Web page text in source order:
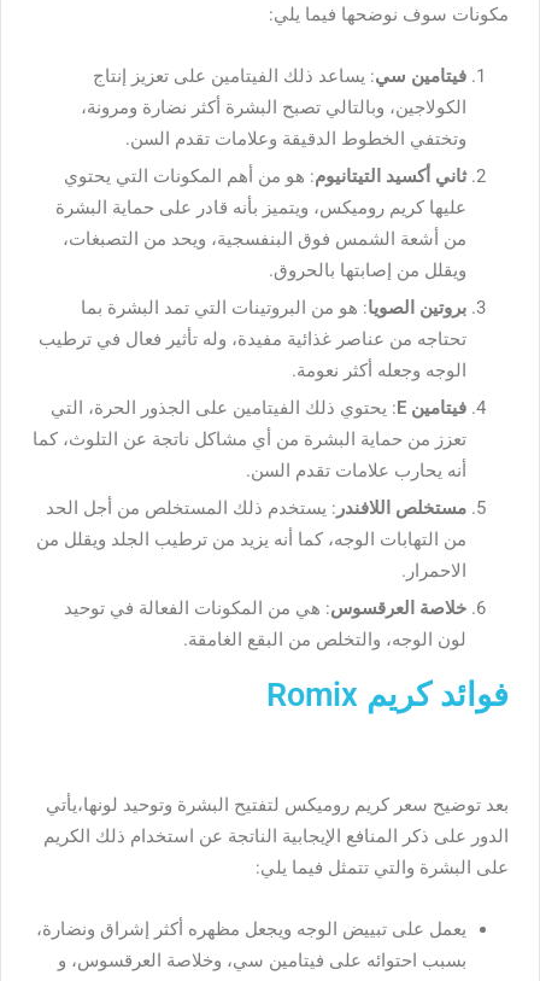
مكونات سوف نوضحها فيما يلي:
فيتامين سي: يساعد ذلك الفيتامين على تعزيز إنتاج
الكولاجين، وبالتالي تصبح البشرة أكثر نضارة ومرونة،
وتختفي الخطوط الدقيقة وعلامات تقدم السن.
ثاني أكسيد التيتانيوم: هو من أهم المكونات التي يحتوي
عليها كريم روميكس، ويتميز بأنه قادر على حماية البشرة
من أشعة الشمس فوق البنفسجية، ويحد من التصبغات،
ويقلل من إصابتها بالحروق.
بروتين الصويا: هو من البروتينات التي تمد البشرة بما
تحتاجه من عناصر غذائية مفيدة، وله تأثير فعال في ترطيب
الوجه وجعله أكثر نعومة.
فيتامين E
: يحتوي ذلك الفيتامين على الجذور الحرة، التي
تعزز من حماية البشرة من أي مشاكل ناتجة عن التلوث، كما
أنه يحارب علامات تقدم السن.
مستخلص اللافندر : يستخدم ذلك المستخلص من أجل الحد
من التهابات الوجه، كما أنه يزيد من ترطيب الجلد ويقلل من
الاحمرار.
خلاصة العرقسوس: هي من المكونات الفعالة في توحيد
لون الوجه، والتخلص من البقع الغامقة.
فوائد كريم Romix
بعد توضيح سعر كريم روميكس لتفتيح البشرة وتوحيد لونها،يأتي
الدور على ذكر المنافع الإيجابية الناتجة عن استخدام ذلك الكريم
على البشرة والتي تتمثل فيما يلي:
يعمل على تبييض الوجه ويجعل مظهره أكثر إشراق ونضارة،
بسبب احتوائه على فيتامين سي، وخلاصة العرقسوس، و